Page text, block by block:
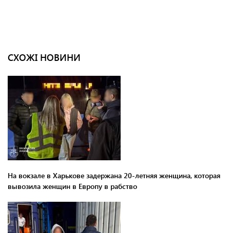
СХОЖІ НОВИНИ
На вокзале в Харькове задержана 20-летняя женщина, которая
вывозила женщин в Европу в рабство